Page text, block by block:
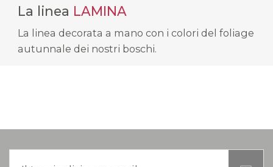
La linea LAMINA
La linea decorata a mano con i colori del foliage
autunnale dei nostri boschi.